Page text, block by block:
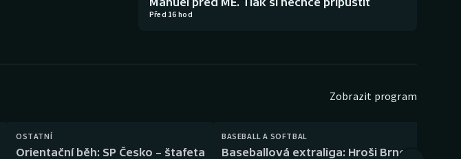
Ostatní
Před 16 hod
Zobrazit program
OSTATNÍ
Orientační běh: SP Česko – štafeta
BASEBALL A SOFTBAL
Baseballová extraliga: Hroši Brno – Eagles